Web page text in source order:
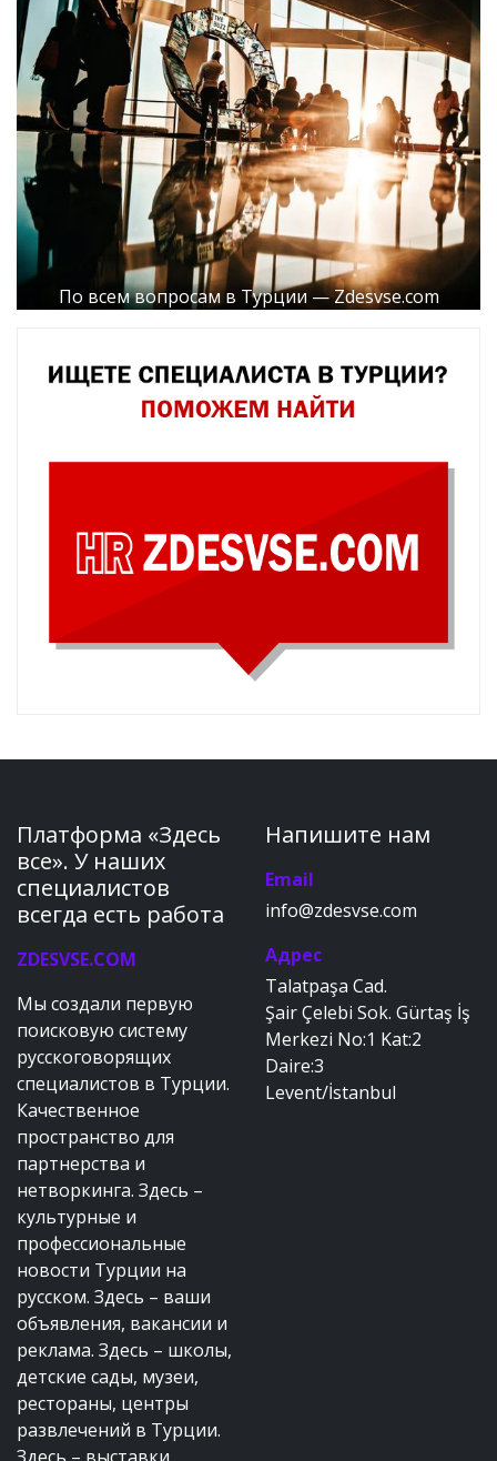
По всем вопросам в Турции — Zdesvse.com
Платформа «Здесь
все». У наших
специалистов
всегда есть работа
ZDESVSE.COM
Мы создали первую
поисковую систему
русскоговорящих
специалистов в Турции.
Качественное
пространство для
партнерства и
нетворкинга. Здесь –
культурные и
профессиональные
новости Турции на
русском. Здесь – ваши
объявления, вакансии и
реклама. Здесь – школы,
детские сады, музеи,
рестораны, центры
развлечений в Турции.
Напишите нам
Email
info@zdesvse.com
Адрес
Talatpaşa Cad.
Şair Çelebi Sok. Gürtaş İş
Merkezi No:1 Kat:2
Daire:3
Levent/İstanbul